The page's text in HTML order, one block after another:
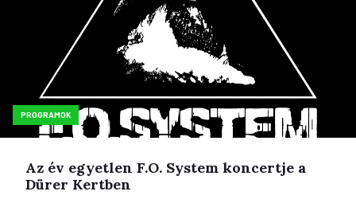
PROGRAMOK
Az év egyetlen F.O. System koncertje a
Dürer Kertben